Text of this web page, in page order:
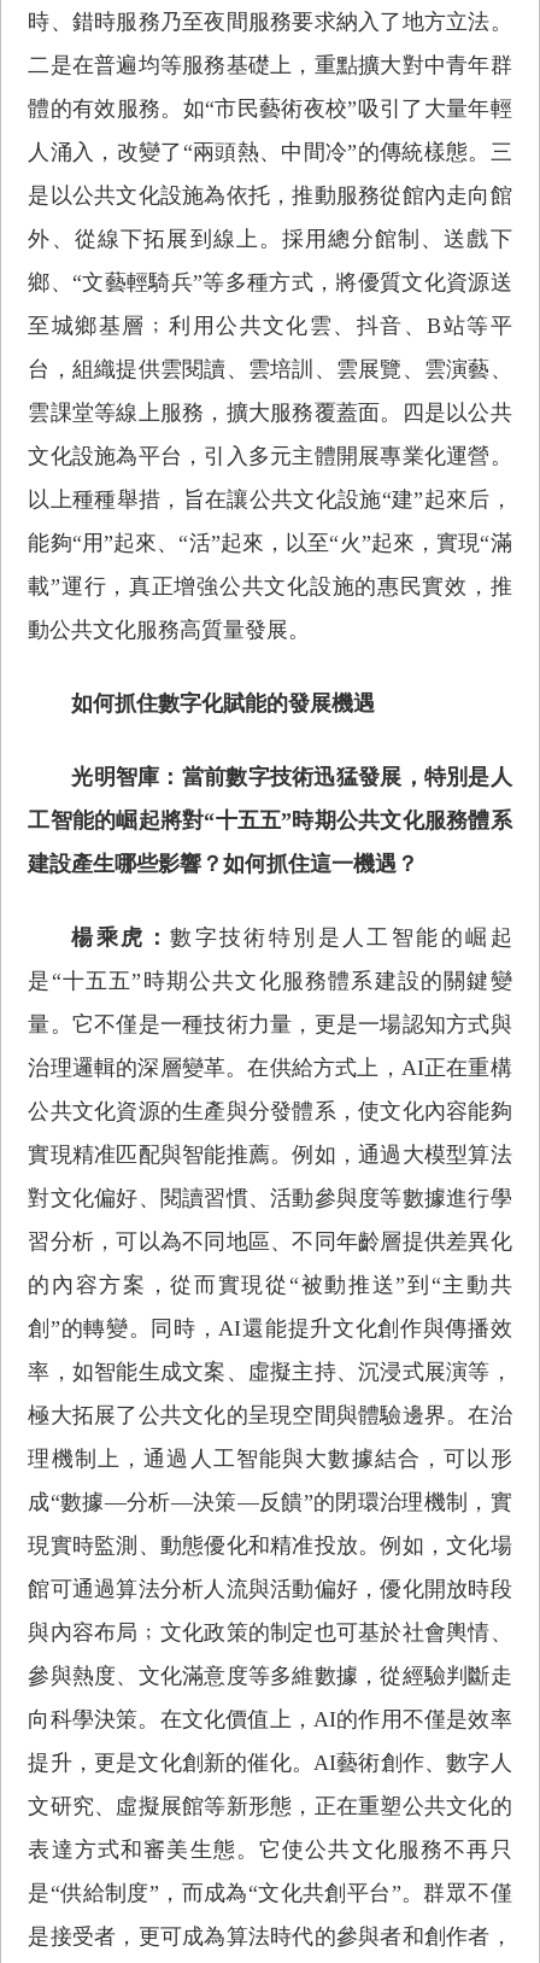
時、錯時服務乃至夜間服務要求納入了地方立法。
二是在普遍均等服務基礎上，重點擴大對中青年群
體的有效服務。如“市民藝術夜校”吸引了大量年輕
人涌入，改變了“兩頭熱、中間冷”的傳統樣態。三
是以公共文化設施為依托，推動服務從館內走向館
外、從線下拓展到線上。採用總分館制、送戲下
鄉、“文藝輕騎兵”等多種方式，將優質文化資源送
至城鄉基層﹔利用公共文化雲、抖音、B站等平
台，組織提供雲閱讀、雲培訓、雲展覽、雲演藝、
雲課堂等線上服務，擴大服務覆蓋面。四是以公共
文化設施為平台，引入多元主體開展專業化運營。
以上種種舉措，旨在讓公共文化設施“建”起來后，
能夠“用”起來、“活”起來，以至“火”起來，實現“滿
載”運行，真正增強公共文化設施的惠民實效，推
動公共文化服務高質量發展。
如何抓住數字化賦能的發展機遇
光明智庫：當前數字技術迅猛發展，特別是人
工智能的崛起將對“十五五”時期公共文化服務體系
建設產生哪些影響？如何抓住這一機遇？
楊乘虎：數字技術特別是人工智能的崛起
是“十五五”時期公共文化服務體系建設的關鍵變
量。它不僅是一種技術力量，更是一場認知方式與
治理邏輯的深層變革。在供給方式上，AI正在重構
公共文化資源的生產與分發體系，使文化內容能夠
實現精准匹配與智能推薦。例如，通過大模型算法
對文化偏好、閱讀習慣、活動參與度等數據進行學
習分析，可以為不同地區、不同年齡層提供差異化
的內容方案，從而實現從“被動推送”到“主動共
創”的轉變。同時，AI還能提升文化創作與傳播效
率，如智能生成文案、虛擬主持、沉浸式展演等，
極大拓展了公共文化的呈現空間與體驗邊界。在治
理機制上，通過人工智能與大數據結合，可以形
成“數據—分析—決策—反饋”的閉環治理機制，實
現實時監測、動態優化和精准投放。例如，文化場
館可通過算法分析人流與活動偏好，優化開放時段
與內容布局﹔文化政策的制定也可基於社會輿情、
參與熱度、文化滿意度等多維數據，從經驗判斷走
向科學決策。在文化價值上，AI的作用不僅是效率
提升，更是文化創新的催化。AI藝術創作、數字人
文研究、虛擬展館等新形態，正在重塑公共文化的
表達方式和審美生態。它使公共文化服務不再只
是“供給制度”，而成為“文化共創平台”。群眾不僅
是接受者，更可成為算法時代的參與者和創作者，